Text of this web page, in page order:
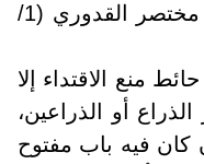
وجاء في الجوهرة النيرة على مختصر القدوري (1/
منع الاقتداء إلا
أو الذراعين،
كان فيه باب مفتوح